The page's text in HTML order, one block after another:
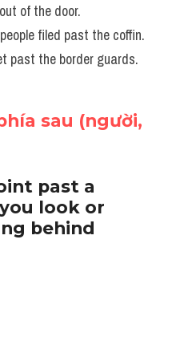
of the door.
filed past the coffin.
past the border guards.
sau (người,
past a
look or
behind